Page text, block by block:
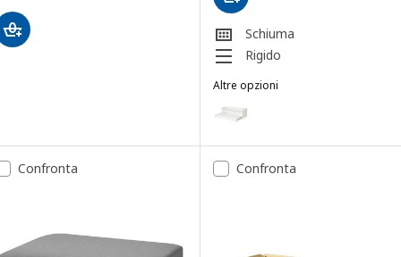
Schiuma
Rigido
Altre opzioni
Opzione: VIHALS, Letto
Opzione: VIHALS, Letto
Opzione: VIHALS, Letto
Confronta Confronta